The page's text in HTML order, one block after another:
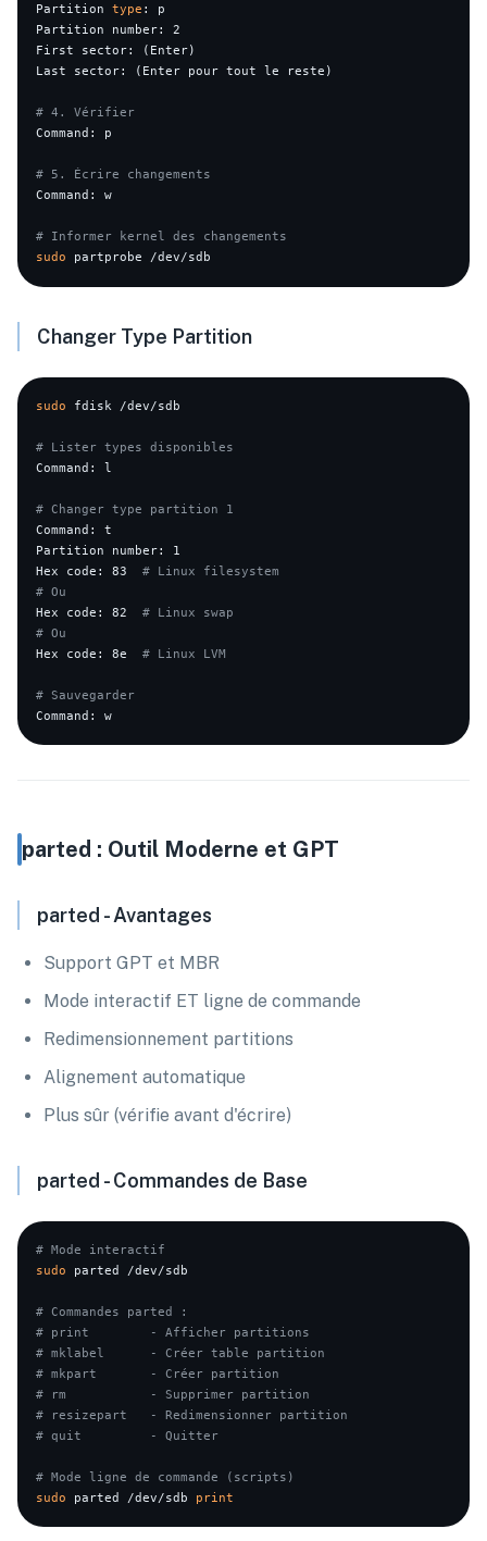
Partition type : p
Partition number: 2
First sector: (Enter)
Last sector: (Enter pour tout le reste)
# 4. Vérifier
Command: p
# 5. Écrire changements
Command: w
# Informer kernel des changements
sudo
Changer Type Partition
sudo fdisk /dev/sdb
# Lister types disponibles
Command: l
# Changer type partition 1
Command: t
Partition number: 1
Hex code: 83 # Linux filesystem
# Ou
Hex code: 82 # Linux swap
# Ou
Hex code: 8e # Linux LVM
# Sauvegarder
parted : Outil Moderne et GPT
parted - Avantages
Support GPT et MBR
Mode interactif ET ligne de commande
Redimensionnement partitions
Alignement automatique
Plus sûr (vérifie avant d'écrire)
parted - Commandes de Base
# Mode interactif
sudo parted /dev/sdb
# Commandes parted :
# print        - Afficher partitions
# mklabel      - Créer table partition
# mkpart       - Créer partition
# rm           - Supprimer partition
# resizepart   - Redimensionner partition
# quit         - Quitter
# Mode ligne de commande (scripts)
sudo parted /dev/sdb print